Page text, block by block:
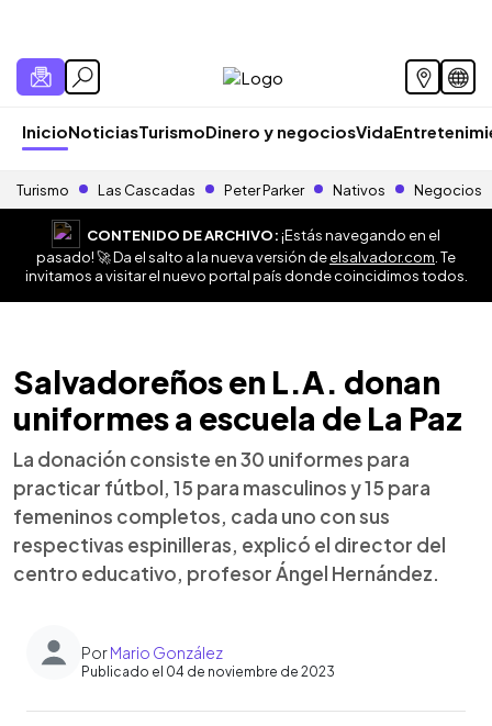
InicioNoticiasTurismoDinero y negociosVida
Turismo Las Cascadas Peter Parker Nativos Negocios
CONTENIDO DE ARCHIVO:¡Estás navegando en el
pasado! 🚀 Da el salto a la nueva versión deelsalvador.com . Te
invitamos a visitar el nuevo portal país donde coincidimos todos.
Salvadoreños en L.A. donan
uniformes a escuela de La Paz
La donación consiste en 30 uniformes para
practicar fútbol, 15 para masculinos y 15 para
femeninos completos, cada uno con sus
respectivas espinilleras, explicó el director del
centro educativo, profesor Ángel Hernández.
PorMario González
Publicado el 04 de noviembre de 2023